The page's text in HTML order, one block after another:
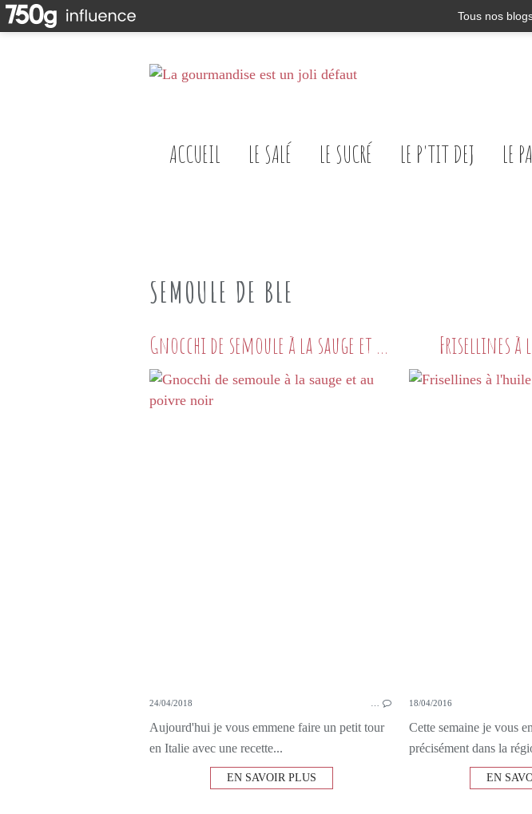
Tous nos
ACCUEIL LE SALÉ LE SUCRÉ LE P'TIT DEJ LE
SEMOULE DE BLE
Gnocchi de semoule à la sauge et au poivre noir
24/04/2018
Aujourd'hui je vous emmene faire un petit tour
en Italie avec une recette...
EN SAVOIR PLUS
Frisellines
18/04/2016
Cette semaine je vous
précisément dans la
EN